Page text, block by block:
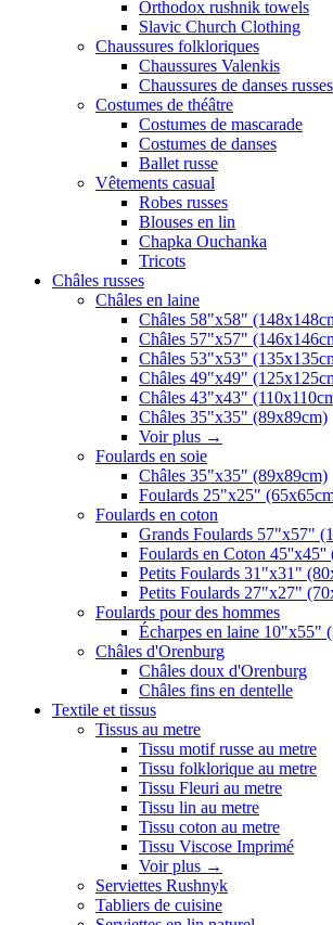
Orthodox rushnik towels
Slavic Church Clothing
Chaussures folkloriques
Chaussures Valenkis
Chaussures de danses russes
Costumes de théâtre
Costumes de mascarade
Costumes de danses
Ballet russe
Vêtements casual
Robes russes
Blouses en lin
Chapka Ouchanka
Tricots
Châles russes
Châles en laine
Châles 58"x58"
Châles 57"x57"
Châles 53"x53"
Châles 49"x49"
Châles 43"x43"
Châles 35"x35" (89x89cm)
Voir plus →
Foulards en soie
Châles 35"x35" (89x89cm)
Foulards 25"x25"
Foulards en coton
Grands Foulards 57"x57"
Foulards en Coton 45''x45''
Petits Foulards 31"x31"
Petits Foulards 27"x27"
Foulards pour des hommes
Écharpes en laine 10"x55"
Châles d'Orenburg
Châles doux d'Orenburg
Châles fins en dentelle
Textile et tissus
Tissus au metre
Tissu motif russe au metre
Tissu folklorique au metre
Tissu Fleuri au metre
Tissu lin au metre
Tissu coton au metre
Tissu Viscose Imprimé
Voir plus →
Serviettes Rushnyk
Tabliers de cuisine